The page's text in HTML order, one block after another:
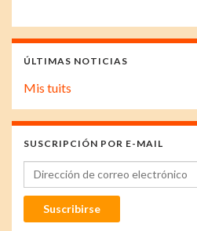
ÚLTIMAS NOTICIAS
Mis tuits
SUSCRIPCIÓN POR E-MAIL
Dirección de correo electrónico
Suscribirse